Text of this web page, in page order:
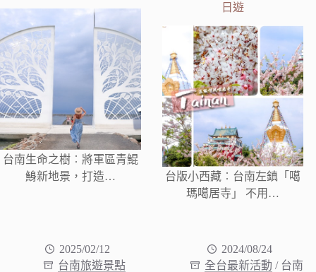
台南生命之樹︰將軍區青鯤
鯓新地景，打造…
日遊
台版小西藏︰台南左鎮「噶
瑪噶居寺」 不用…
2025/02/12
台南旅遊景點
2024/08/24
全台最新活動 / 台南